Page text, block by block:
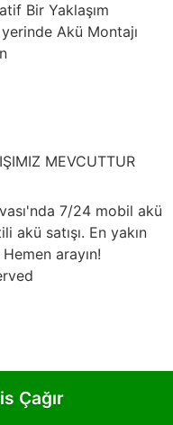
Bir Yaklaşım
Akü Montajı
MEVCUTTUR
7/24 mobil akü
akü satışı. En yakın
arayın!
Çağır